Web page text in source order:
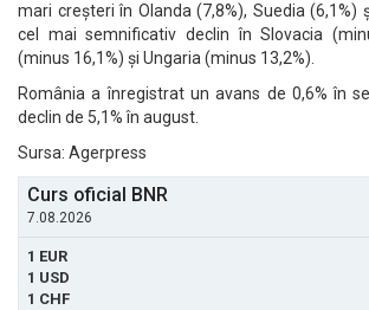
mari creșteri în Olanda (7,8%), Suedia (6,1%)
cel mai semnificativ declin în Slovacia
(minus 16,1%) și Ungaria (minus 13,2%).
România a înregistrat un avans de 0,6% în
declin de 5,1% în august.
Sursa: Agerpress
Curs oficial BNR
7.08.2026
1 EUR
1 USD
1 CHF